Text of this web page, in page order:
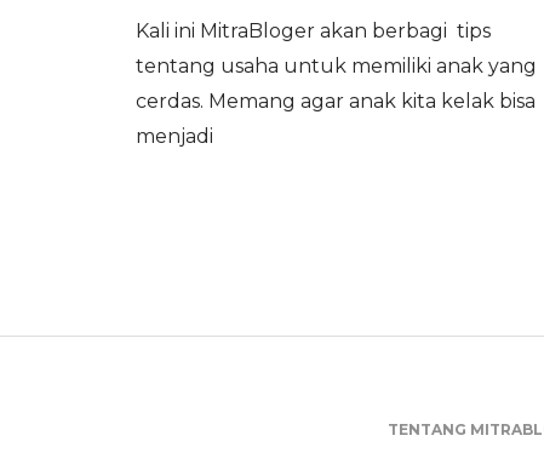
Kali ini MitraBloger akan berbagi tips
tentang usaha untuk memiliki anak yang
cerdas. Memang agar anak kita kelak bisa
menjadi
TENTANG